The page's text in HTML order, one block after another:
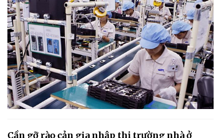
Cần gỡ rào cản gia nhập thị trường nhà ở